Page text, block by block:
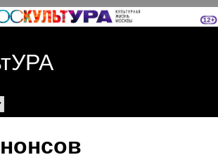
Перейти к основному